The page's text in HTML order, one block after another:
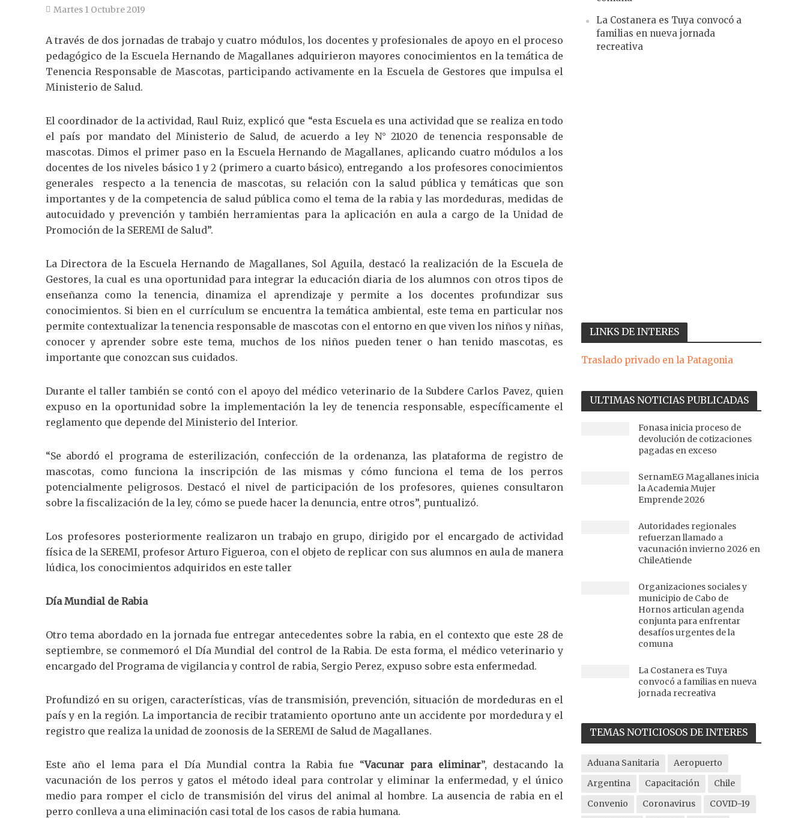
Martes 1 Octubre 2019
A través de dos jornadas de trabajo y cuatro módulos, los docentes y profesionales de apoyo en el proceso
pedagógico de la Escuela Hernando de Magallanes adquirieron mayores conocimientos en la temática de
Tenencia Responsable de Mascotas, participando activamente en la Escuela de Gestores que impulsa el
Ministerio de Salud.
El coordinador de la actividad, Raul Ruiz, explicó que “esta Escuela es una actividad que se realiza en todo
el país por mandato del Ministerio de Salud, de acuerdo a ley N° 21020 de tenencia responsable de
mascotas. Dimos el primer paso en la Escuela Hernando de Magallanes, aplicando cuatro módulos a los
docentes de los niveles básico 1 y 2 (primero a cuarto básico), entregando a los profesores conocimientos
generales
respecto a la tenencia de mascotas, su relación con la salud pública y temáticas que son
importantes y de la competencia de salud pública como el tema de la rabia y las mordeduras, medidas de
autocuidado y prevención y también herramientas para la aplicación en aula a cargo de la Unidad de
Promoción de la SEREMI de Salud”.
La Directora de la Escuela Hernando de Magallanes, Sol Aguila, destacó la realización de la Escuela de
Gestores, la cual es una oportunidad para integrar la educación diaria de los alumnos con otros tipos de
enseñanza como la tenencia, dinamiza el aprendizaje y permite a los docentes profundizar sus
conocimientos. Si bien en el currículum se encuentra la temática ambiental, este tema en particular nos
permite contextualizar la tenencia responsable de mascotas con el entorno en que viven los niños y niñas,
conocer y aprender sobre este tema, muchos de los niños pueden tener o han tenido mascotas, es
importante que conozcan sus cuidados.
Durante el taller también se contó con el apoyo del médico veterinario de la Subdere Carlos Pavez, quien
expuso en la oportunidad sobre la implementación la ley de tenencia responsable, específicamente el
reglamento que depende del Ministerio del Interior.
“Se abordó el programa de esterilización, confección de la ordenanza, las plataforma de registro de
mascotas, como funciona la inscripción de las mismas y cómo funciona el tema de los perros
potencialmente peligrosos. Destacó el nivel de participación de los profesores, quienes consultaron
sobre la fiscalización de la ley, cómo se puede hacer la denuncia, entre otros”, puntualizó.
Los profesores posteriormente realizaron un trabajo en grupo, dirigido por el encargado de actividad
física de la SEREMI, profesor Arturo Figueroa, con el objeto de replicar con sus alumnos en aula de manera
lúdica, los conocimientos adquiridos en este taller
Día Mundial de Rabia
Otro tema abordado en la jornada fue entregar antecedentes sobre la rabia, en el contexto que este 28 de
septiembre, se conmemoró el Día Mundial del control de la Rabia. De esta forma, el médico veterinario y
encargado del Programa de vigilancia y control de rabia, Sergio Perez, expuso sobre esta enfermedad.
Profundizó en su origen, características, vías de transmisión, prevención, situación de mordeduras en el
país y en la región. La importancia de recibir tratamiento oportuno ante un accidente por mordedura y el
registro que realiza la unidad de zoonosis de la SEREMI de Salud de Magallanes.
Este año el lema para el Día Mundial contra la Rabia fue “Vacunar para eliminar”, destacando la
vacunación de los perros y gatos el método ideal para controlar y eliminar la enfermedad, y el único
medio para romper el ciclo de transmisión del virus del animal al hombre. La ausencia de rabia en el
perro conlleva a una eliminación casi total de los casos de rabia humana.
La Costanera es Tuya convocó a
familias en nueva jornada
recreativa
LINKS DE INTERES
Traslado privado en la Patagonia
ULTIMAS NOTICIAS PUBLICADAS
Fonasa inicia proceso de
devolución de cotizaciones
pagadas en exceso
SernamEG Magallanes inicia
la Academia Mujer
Emprende 2026
Autoridades regionales
refuerzan llamado a
vacunación invierno 2026 en
ChileAtiende
Organizaciones sociales y
municipio de Cabo de
Hornos articulan agenda
conjunta para enfrentar
desafíos urgentes de la
comuna
La Costanera es Tuya
convocó a familias en nueva
jornada recreativa
TEMAS NOTICIOSOS DE INTERES
Aduana Sanitaria
Aeropuerto
Argentina
Capacitación
Chile
Convenio
Coronavirus
COVID-19